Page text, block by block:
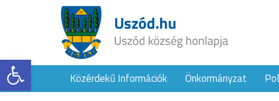
Eszköztár megnyitásaKözérdekű Információk Önkormányzat